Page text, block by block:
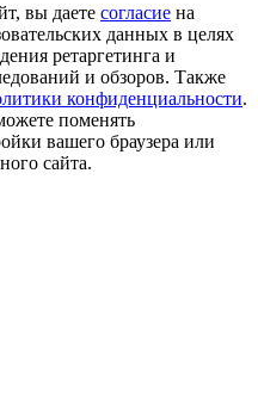
вы даете согласие на
данных в целях
ретаргетинга и
и обзоров. Также
конфиденциальности.
поменять
вашего браузера или
сайта.